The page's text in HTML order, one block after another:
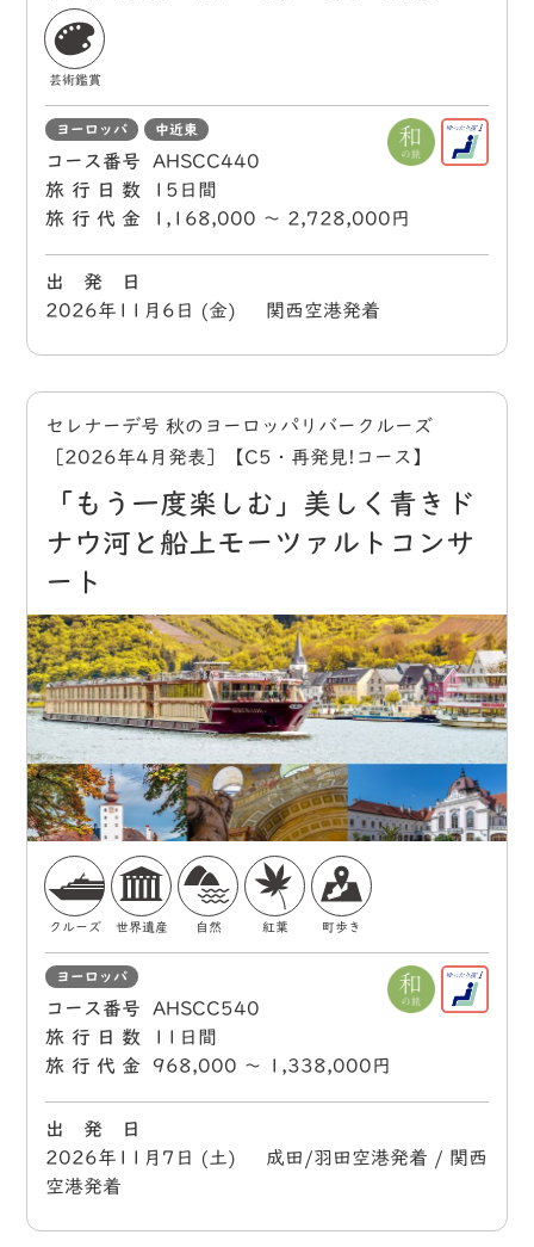
芸術鑑賞
ヨーロッパ 中近東
コース番号
AHSCC440
旅行日数
15日間
旅行代金
1,168,000 〜 2,728,000円
出 発 日
2026年11月6日 (金) 関西空港発着
セレナーデ号 秋のヨーロッパリバークルーズ
［2026年4月発表］【C5・再発見!コース】
「もう一度楽しむ」美しく青きド
ナウ河と船上モーツァルトコンサ
ート
クルーズ 世界遺産 自然 紅葉 町歩き
ヨーロッパ
コース番号
AHSCC540
旅行日数
11日間
旅行代金
968,000 〜 1,338,000円
出 発 日
2026年11月7日 (土) 成田/羽田空港発着 / 関西
空港発着